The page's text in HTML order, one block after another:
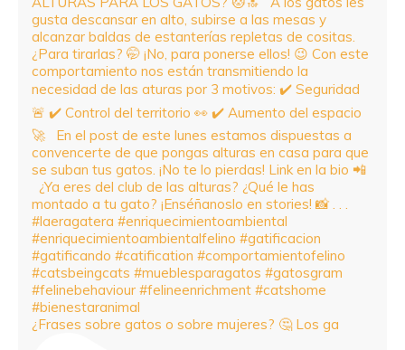
¿Frases sobre gatos o sobre mujeres? 🤔 Los ga